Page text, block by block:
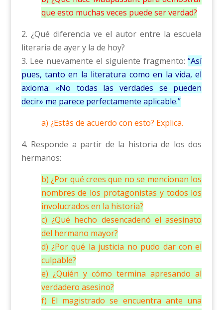
que esto muchas veces puede ser verdad?
2. ¿Qué diferencia ve el autor entre la escuela
literaria de ayer y la de hoy?
3. Lee nuevamente el siguiente fragmento:“Así
pues, tanto en la literatura como en la vida, el
axioma: «No todas las verdades se pueden
decir» me parece perfectamente aplicable.”
a) ¿Estás de acuerdo con esto? Explica.
4. Responde a partir de la historia de los dos
hermanos:
b) ¿Por qué crees que no se mencionan los
nombres de los protagonistas y todos los
involucrados en la historia?
c) ¿Qué hecho desencadenó el asesinato
del hermano mayor?
d) ¿Por qué la justicia no pudo dar con el
culpable?
e) ¿Quién y cómo termina apresando al
verdadero asesino?
f) El magistrado se encuentra ante una